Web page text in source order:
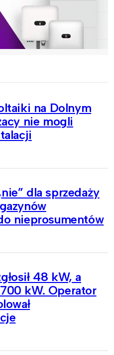
na Dolnym
nie mogli
dla sprzedaży
nieprosumentów
48 kW, a
kW. Operator